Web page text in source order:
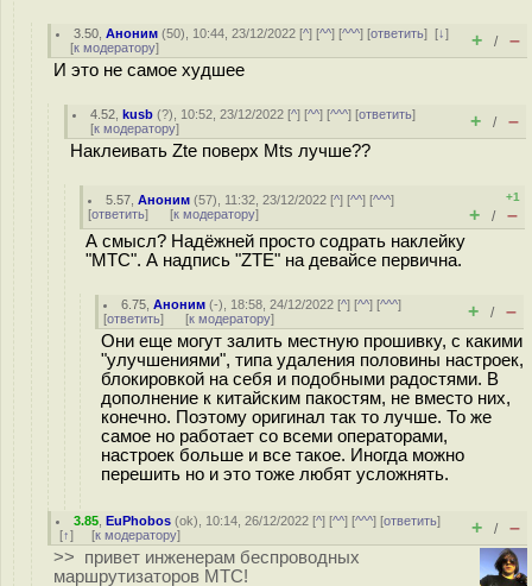
3.50 ,Аноним (50), 10:44, 23/12/2022 [^] [^^] [^^^] [ответить][↓]
[к модератору] + / –
И это не самое худшее
4.52 ,kusb (?), 10:52, 23/12/2022 [^] [^^] [^^^] [ответить]
[к модератору] + / –
Наклеивать Zte поверх Mts лучше??
5.57 ,Аноним (57), 11:32, 23/12/2022 [^] [^^] [^^^]
[ответить] [к модератору]
+1
+ / –
А смысл? Надёжней просто содрать наклейку
"МТС". А надпись "ZTE" на девайсе первична.
6.75 ,Аноним (-), 18:58, 24/12/2022 [^] [^^] [^^^]
[ответить] [к модератору] + / –
Они еще могут залить местную прошивку, с какими
"улучшениями", типа удаления половины настроек,
блокировкой на себя и подобными радостями. В
дополнение к китайским пакостям, не вместо них,
конечно. Поэтому оригинал так то лучше. То же
самое но работает со всеми операторами,
настроек больше и все такое. Иногда можно
перешить но и это тоже любят усложнять.
3.85 ,EuPhobos (ok), 10:14, 26/12/2022 [^] [^^] [^^^] [ответить]
[↑] [к модератору] + / –
>> привет инженерам беспроводных
маршрутизаторов МТС!